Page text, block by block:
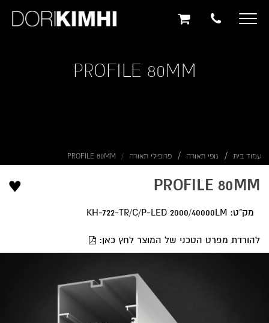
נגישות
ראשי
ראשיToggle
PROFILE 80MM
עמוד בית גופי תאורה פרופילי תאורה PROFILE 80MM
PROFILE 80MM
מק"ט: KH-722-TR/C/P-LED 2000/40000LM
להורדת מפרט הטכני של המוצר לחץ כאן:
♥